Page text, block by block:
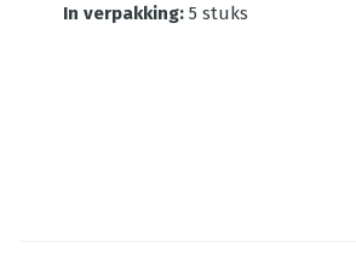
In verpakking: 5 stuks